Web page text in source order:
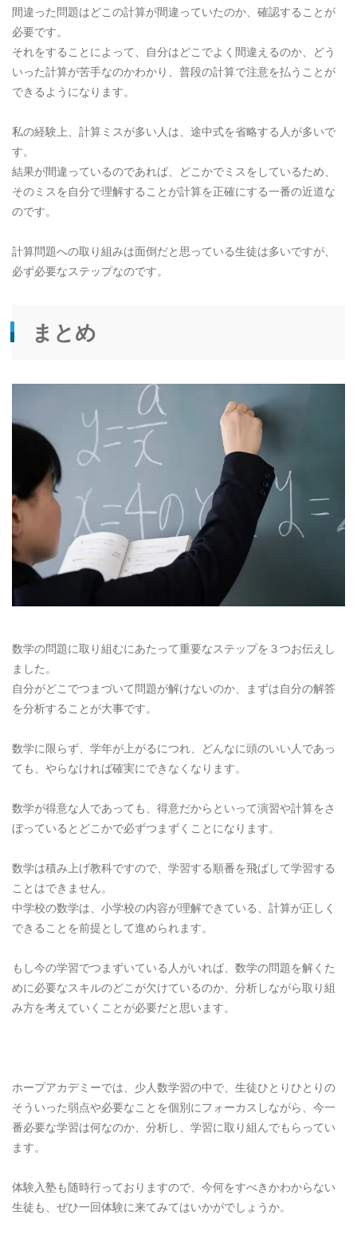
間違った問題はどこの計算が間違っていたのか、確認することが
必要です。
それをすることによって、自分はどこでよく間違えるのか、どう
いった計算が苦手なのかわかり、普段の計算で注意を払うことが
できるようになります。
私の経験上、計算ミスが多い人は、途中式を省略する人が多いで
す。
結果が間違っているのであれば、どこかでミスをしているため、
そのミスを自分で理解することが計算を正確にする一番の近道な
のです。
計算問題への取り組みは面倒だと思っている生徒は多いですが、
必ず必要なステップなのです。
まとめ
数学の問題に取り組むにあたって重要なステップを３つお伝えし
ました。
自分がどこでつまづいて問題が解けないのか、まずは自分の解答
を分析することが大事です。
数学に限らず、学年が上がるにつれ、どんなに頭のいい人であっ
ても、やらなければ確実にできなくなります。
数学が得意な人であっても、得意だからといって演習や計算をさ
ぼっているとどこかで必ずつまずくことになります。
数学は積み上げ教科ですので、学習する順番を飛ばして学習する
ことはできません。
中学校の数学は、小学校の内容が理解できている、計算が正しく
できることを前提として進められます。
もし今の学習でつまずいている人がいれば、数学の問題を解くた
めに必要なスキルのどこが欠けているのか、分析しながら取り組
み方を考えていくことが必要だと思います。
ホープアカデミーでは、少人数学習の中で、生徒ひとりひとりの
そういった弱点や必要なことを個別にフォーカスしながら、今一
番必要な学習は何なのか、分析し、学習に取り組んでもらってい
ます。
体験入塾も随時行っておりますので、今何をすべきかわからない
生徒も、ぜひ一回体験に来てみてはいかがでしょうか。